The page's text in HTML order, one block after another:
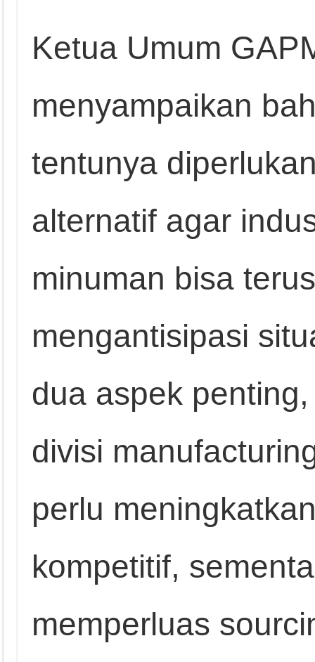
Ketua Umum
menyampaikan
tentunya
alternatif agar
minuman bisa
mengantisipasi
dua aspek
divisi
perlu
kompetitif,
memperluas